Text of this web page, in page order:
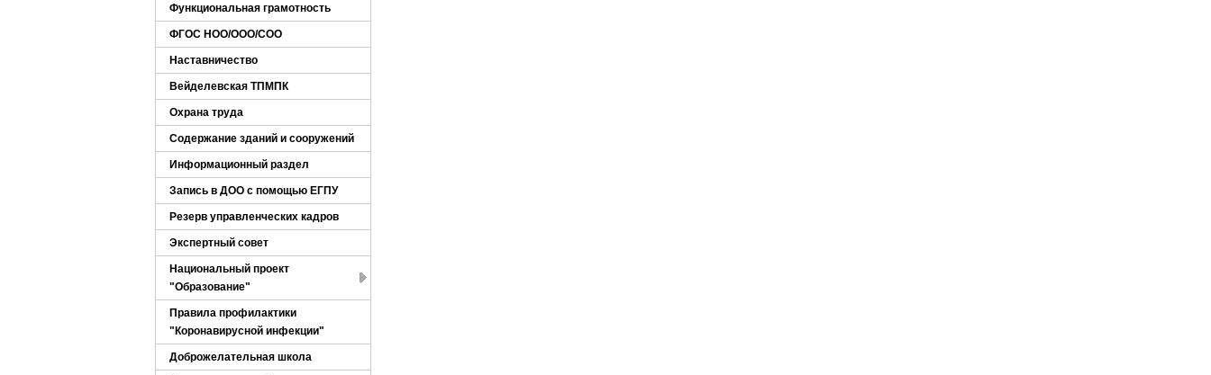
Функциональная грамотность
ФГОС НОО/ООО/СОО
Наставничество
Вейделевская ТПМПК
Охрана труда
Содержание зданий и сооружений
Информационный раздел
Запись в ДОО с помощью ЕГПУ
Резерв управленческих кадров
Экспертный совет
Национальный проект
"Образование"
Правила профилактики
"Коронавирусной инфекции"
Доброжелательная школа